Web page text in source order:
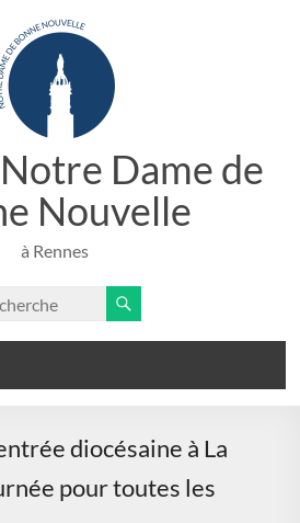
Dame de
Nouvelle
à Rennes
diocésaine à La
pour toutes les